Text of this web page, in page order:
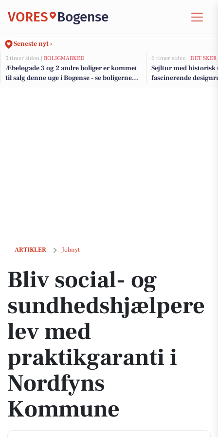
VORES Bogense
Seneste nyt ›
5 timer siden | BOLIGMARKED
Æbeløgade 3 og 2 andre boliger er kommet
til salg denne uge i Bogense - se boligerne
her.
6 timer siden | DET SKER
Sejltur med historisk
fascinerende
kan opleve i
ARTIKLER Jobnyt
Bliv social- og sundhedshjælperelev med praktikgaranti i Nordfyns
Bliv social- og
sundhedshjælpere
lev med
praktikgaranti i
Nordfyns
Kommune